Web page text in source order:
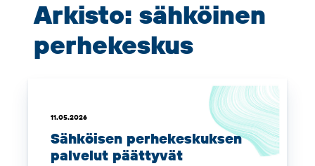
Arkisto: sähköinen
perhekeskus
11.05.2026
Sähköisen perhekeskuksen
palvelut päättyvät